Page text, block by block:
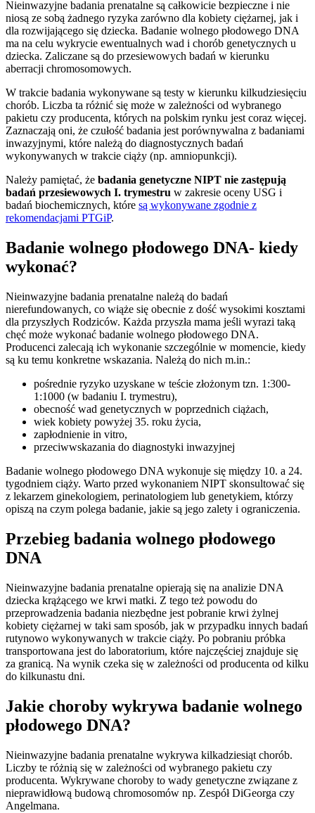
Nieinwazyjne badania prenatalne są całkowicie bezpieczne i nie
niosą ze sobą żadnego ryzyka zarówno dla kobiety ciężarnej, jak i
dla rozwijającego się dziecka. Badanie wolnego płodowego DNA
ma na celu wykrycie ewentualnych wad i chorób genetycznych u
dziecka. Zaliczane są do przesiewowych badań w kierunku
aberracji chromosomowych.
W trakcie badania wykonywane są testy w kierunku kilkudziesięciu
chorób. Liczba ta różnić się może w zależności od wybranego
pakietu czy producenta, których na polskim rynku jest coraz więcej.
Zaznaczają oni, że czułość badania jest porównywalna z badaniami
inwazyjnymi, które należą do diagnostycznych badań
wykonywanych w trakcie ciąży (np. amniopunkcji).
Należy pamiętać, że badania genetyczne NIPT nie zastępują
badań przesiewowych I. trymestru w zakresie oceny USG i
badań biochemicznych, które są wykonywane zgodnie z
rekomendacjami PTGiP.
Badanie wolnego płodowego DNA- kiedy
wykonać?
Nieinwazyjne badania prenatalne należą do badań
nierefundowanych, co wiąże się obecnie z dość wysokimi kosztami
dla przyszłych Rodziców. Każda przyszła mama jeśli wyrazi taką
chęć może wykonać badanie wolnego płodowego DNA.
Producenci zalecają ich wykonanie szczególnie w momencie, kiedy
są ku temu konkretne wskazania. Należą do nich m.in.:
pośrednie ryzyko uzyskane w teście złożonym tzn. 1:300-
1:1000 (w badaniu I. trymestru),
obecność wad genetycznych w poprzednich ciążach,
wiek kobiety powyżej 35. roku życia,
zapłodnienie in vitro,
przeciwwskazania do diagnostyki inwazyjnej
Badanie wolnego płodowego DNA wykonuje się między 10. a 24.
tygodniem ciąży. Warto przed wykonaniem NIPT skonsultować się
z lekarzem ginekologiem, perinatologiem lub genetykiem, którzy
opiszą na czym polega badanie, jakie są jego zalety i ograniczenia.
Przebieg badania wolnego płodowego
DNA
Nieinwazyjne badania prenatalne opierają się na analizie DNA
dziecka krążącego we krwi matki. Z tego też powodu do
przeprowadzenia badania niezbędne jest pobranie krwi żylnej
kobiety ciężarnej w taki sam sposób, jak w przypadku innych badań
rutynowo wykonywanych w trakcie ciąży. Po pobraniu próbka
transportowana jest do laboratorium, które najczęściej znajduje się
za granicą. Na wynik czeka się w zależności od producenta od kilku
do kilkunastu dni.
Jakie choroby wykrywa badanie wolnego
płodowego DNA?
Nieinwazyjne badania prenatalne wykrywa kilkadziesiąt chorób.
Liczby te różnią się w zależności od wybranego pakietu czy
producenta. Wykrywane choroby to wady genetyczne związane z
nieprawidłową budową chromosomów np. Zespół DiGeorga czy
Angelmana.